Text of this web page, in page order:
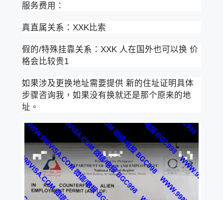
服务费用：
真直属关系：XXK比索
假的/特殊挂靠关系：XXK 人在国外也可以换 价
格会比较贵1
如果涉及更换地址需要提供 新的住址证明具体
步骤咨询我，如果没有换就还是那个原来的地
址。